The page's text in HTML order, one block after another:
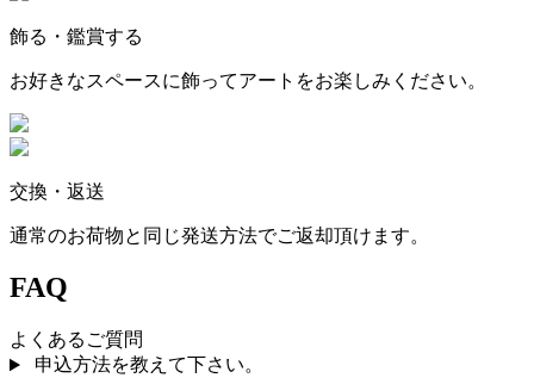
飾る・鑑賞する
お好きなスペースに飾ってアートをお楽しみください。
交換・返送
通常のお荷物と同じ発送方法でご返却頂けます。
FAQ
よくあるご質問
申込方法を教えて下さい。